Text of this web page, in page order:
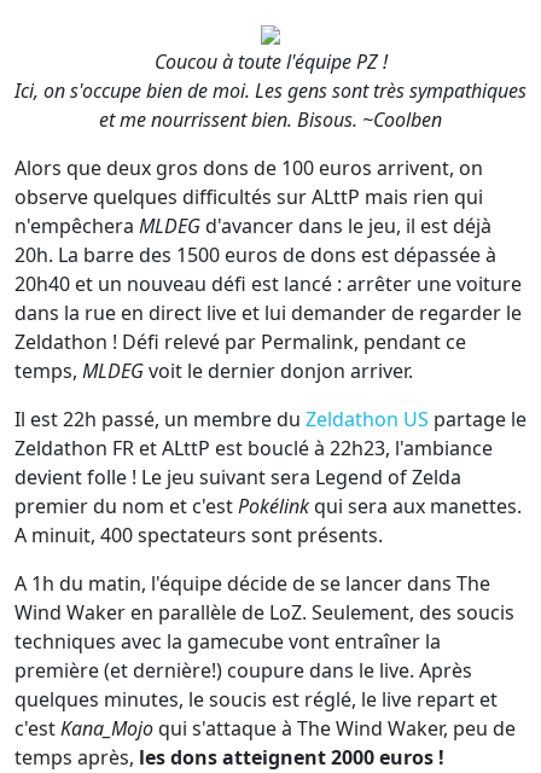
Coucou à toute l'équipe PZ !
Ici, on s'occupe bien de moi. Les gens sont très sympathiques
et me nourrissent bien. Bisous. ~Coolben
Alors que deux gros dons de 100 euros arrivent, on
observe quelques difficultés sur ALttP mais rien qui
n'empêchera MLDEGd'avancer dans le jeu, il est déjà
20h. La barre des 1500 euros de dons est dépassée à
20h40 et un nouveau défi est lancé : arrêter une voiture
dans la rue en direct live et lui demander de regarder le
Zeldathon ! Défi relevé par Permalink, pendant ce
temps, MLDEGvoit le dernier donjon arriver.
Il est 22h passé, un membre du Zeldathon US partage le
Zeldathon FR et ALttP est bouclé à 22h23, l'ambiance
devient folle ! Le jeu suivant sera Legend of Zelda
premier du nom et c'estPokélinkqui sera aux manettes.
A minuit, 400 spectateurs sont présents.
A 1h du matin, l'équipe décide de se lancer dans The
Wind Waker en parallèle de LoZ. Seulement, des soucis
techniques avec la gamecube vont entraîner la
première (et dernière!) coupure dans le live. Après
quelques minutes, le soucis est réglé, le live repart et
c'estKana_Mojoqui s'attaque à The Wind Waker, peu de
temps après, les dons atteignent 2000 euros !